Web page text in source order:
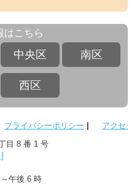
はこちら
中央区 南区
西区
プライバシーポリシー
アクセシ
目 8 番 1 号
午後 6 時